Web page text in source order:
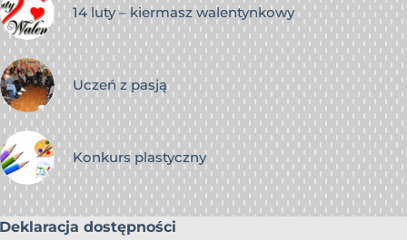
14 luty – kiermasz walentynkowy
Uczeń z pasją
Konkurs plastyczny
Deklaracja dostępności